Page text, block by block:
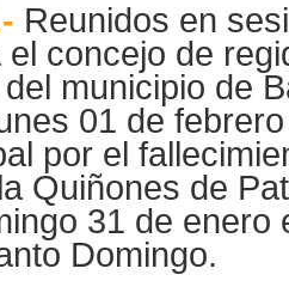
Reunidos en
concejo de
municipio de
01 de
por el
Quiñones de
31 de enero
Domingo.